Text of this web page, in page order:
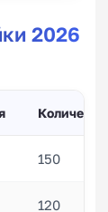
2026
150
120